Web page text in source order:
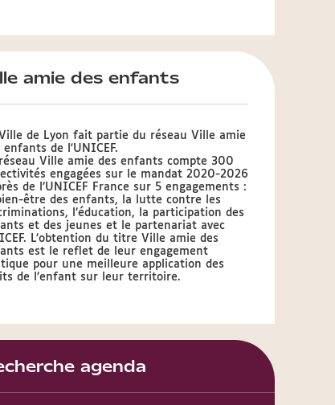
amie des enfants
de Lyon fait partie du réseau Ville amie
enfants de l'UNICEF.
Ville amie des enfants compte 300
engagées sur le mandat 2020-2026
de l’UNICEF France sur 5 engagements :
être des enfants, la lutte contre les
l’éducation, la participation des
et des jeunes et le partenariat avec
L’obtention du titre Ville amie des
est le reflet de leur engagement
pour une meilleure application des
de l’enfant sur leur territoire.
agenda